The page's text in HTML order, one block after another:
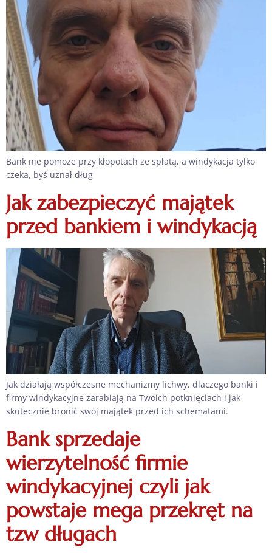
Bank nie pomoże przy kłopotach ze spłatą, a windykacja tylko
czeka, byś uznał dług
Jak zabezpieczyć majątek
przed bankiem i windykacją
Jak działają współczesne mechanizmy lichwy, dlaczego banki i
firmy windykacyjne zarabiają na Twoich potknięciach i jak
skutecznie bronić swój majątek przed ich schematami.
Bank sprzedaje
wierzytelność firmie
windykacyjnej czyli jak
powstaje mega przekręt na
tzw długach